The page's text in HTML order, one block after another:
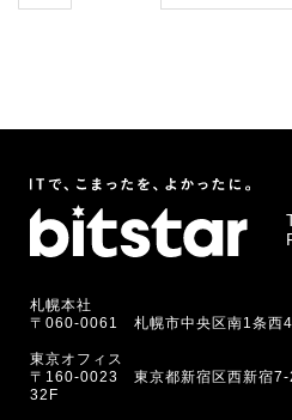
札幌本社
〒060-0061 札幌市中央区南1条西
東京オフィス
〒160-0023 東京都新宿区西新宿7-
32F